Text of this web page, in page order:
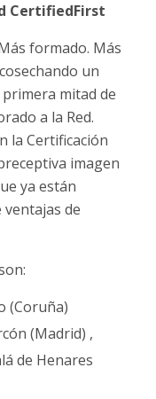
CertifiedFirst
formado. Más
un
mitad de
a la Red.
la Certificación
imagen
ya están
de
(Coruña)
(Madrid) ,
de Henares